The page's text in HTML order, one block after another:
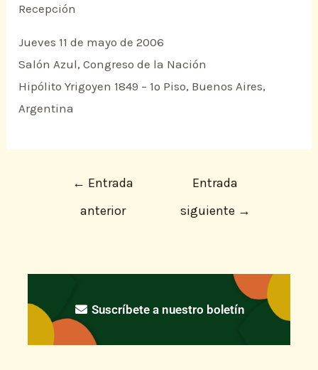
Recepción
Jueves 11 de mayo de 2006
Salón Azul, Congreso de la Nación
Hipólito Yrigoyen 1849 – 1º Piso, Buenos Aires,
Argentina
← Entrada
anterior
Entrada
siguiente →
Suscríbete a nuestro boletín